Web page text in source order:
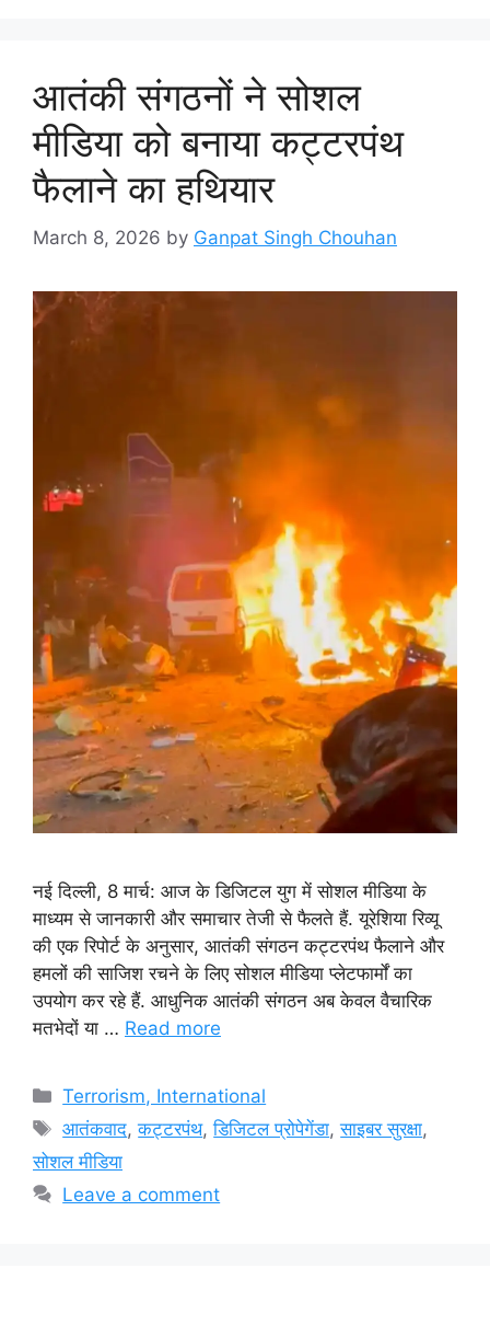
आतंकी संगठनों ने सोशल
मीडिया को बनाया कट्टरपंथ
फैलाने का हथियार
March 8, 2026 by Ganpat Singh Chouhan
नई दिल्ली, 8 मार्च: आज के डिजिटल युग में सोशल मीडिया के
माध्यम से जानकारी और समाचार तेजी से फैलते हैं. यूरेशिया रिव्यू
की एक रिपोर्ट के अनुसार, आतंकी संगठन कट्टरपंथ फैलाने और
हमलों की साजिश रचने के लिए सोशल मीडिया प्लेटफार्मों का
उपयोग कर रहे हैं. आधुनिक आतंकी संगठन अब केवल वैचारिक
मतभेदों या … Read more
Categories
Terrorism, International
Tags
आतंकवाद,कट्टरपंथ,डिजिटल प्रोपेगेंडा,साइबर सुरक्षा,
सोशल मीडिया
Leave a comment